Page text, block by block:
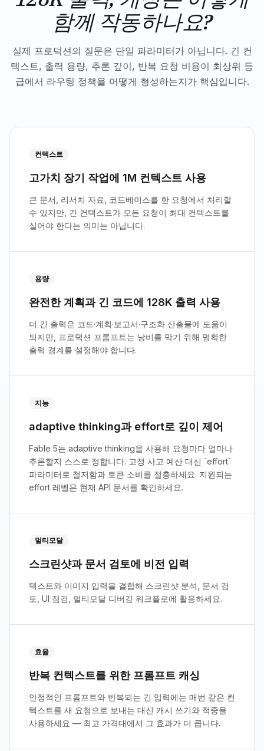
함께 작동하나요?
실제 프로덕션의 질문은 단일 파라미터가 아닙니다. 긴 컨
텍스트, 출력 용량, 추론 깊이, 반복 요청 비용이 최상위 등
급에서 라우팅 정책을 어떻게 형성하는지가 핵심입니다.
컨텍스트
고가치 장기 작업에 1M 컨텍스트 사용
큰 문서, 리서치 자료, 코드베이스를 한 요청에서 처리할
수 있지만, 긴 컨텍스트가 모든 요청이 최대 컨텍스트를
실어야 한다는 의미는 아닙니다.
용량
완전한 계획과 긴 코드에 128K 출력 사용
더 긴 출력은 코드·계획·보고서·구조화 산출물에 도움이
되지만, 프로덕션 프롬프트는 낭비를 막기 위해 명확한
출력 경계를 설정해야 합니다.
지능
adaptive thinking과 effort로 깊이 제어
Fable 5는 adaptive thinking을 사용해 요청마다 얼마나
추론할지 스스로 정합니다. 고정 사고 예산 대신 `effort`
파라미터로 철저함과 토큰 소비를 절충하세요. 지원되는
effort 레벨은 현재 API 문서를 확인하세요.
멀티모달
스크린샷과 문서 검토에 비전 입력
텍스트와 이미지 입력을 결합해 스크린샷 분석, 문서 검
토, UI 점검, 멀티모달 디버깅 워크플로에 활용하세요.
효율
반복 컨텍스트를 위한 프롬프트 캐싱
안정적인 프롬프트와 반복되는 긴 입력에는 매번 같은 컨
텍스트를 새 요청으로 보내는 대신 캐시 쓰기와 적중을
사용하세요 — 최고 가격대에서 그 효과가 더 큽니다.